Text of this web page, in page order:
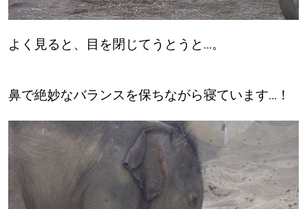
北海道で暮らす、あなたとつくる、
【道東のお気に入りを見つけたい】
よく見ると、目を閉じてうとうと…。
鼻で絶妙なバランスを保ちながら寝ています…！